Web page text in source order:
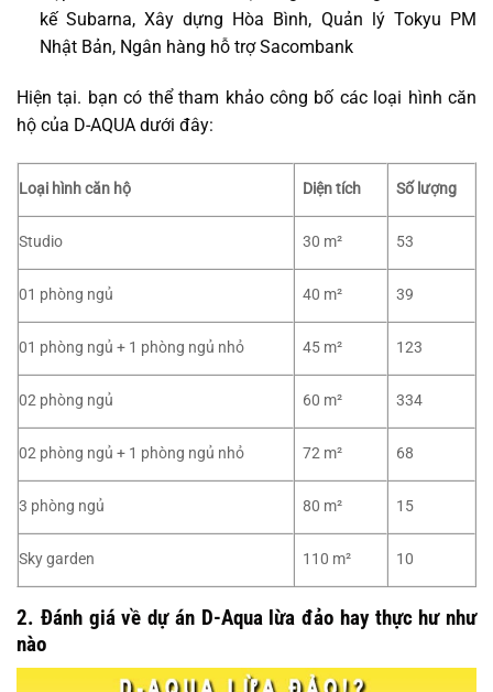
kế Subarna, Xây dựng Hòa Bình, Quản lý Tokyu PM
Nhật Bản, Ngân hàng hỗ trợ Sacombank
Hiện tại. bạn có thể tham khảo công bố các loại hình căn
hộ của D-AQUA dưới đây:
Loại hình căn hộ Diện tích Số lượng
Studio 30 m² 53
01 phòng ngủ 40 m² 39
01 phòng ngủ + 1 phòng ngủ nhỏ 45 m² 123
02 phòng ngủ 60 m² 334
02 phòng ngủ + 1 phòng ngủ nhỏ 72 m² 68
3 phòng ngủ 80 m² 15
Sky garden 110 m² 10
2. Đánh giá về dự án D-Aqua lừa đảo hay thực hư như
nào